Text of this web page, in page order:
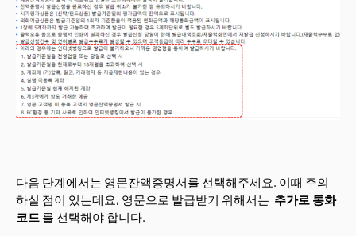
다음 단계에서는 영문잔액증명서를 선택해주세요. 이때 주의
하실 점이 있는데요, 영문으로 발급받기 위해서는 추가로 통화
코드 를 선택해야 합니다.